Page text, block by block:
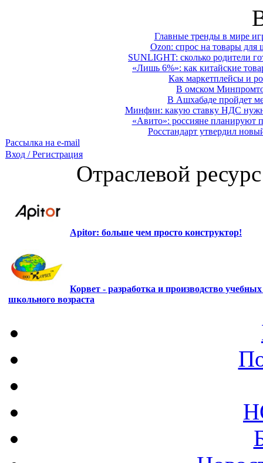
Главные тренды в мире
Ozon: спрос на товары для
SUNLIGHT: сколько родители
«Лишь 6%»: как китайские
Как маркетплейсы и
В омском
В Ашхабаде пройдет
Минфин: какую ставку НДС
«Авито»: россияне планируют
Росстандарт утвердил
Рассылка на e-mail
Вход / Регистрация
Отраслевой
Apitor: больше чем просто конструктор!
Корвет - разработка и производство
школьного возраста